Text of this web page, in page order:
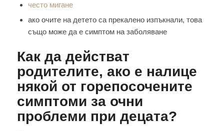
често мигане
ако очите на детето са прекалено изпъкнали, това
също може да е симптом на заболяване
Как да действат
родителите, ако е налице
някой от горепосочените
симптоми за очни
проблеми при децата?